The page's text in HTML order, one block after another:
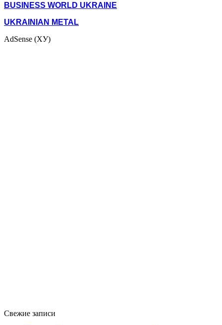
BUSINESS WORLD UKRAINE
UKRAINIAN METAL
AdSense (ХУ)
Свежие записи